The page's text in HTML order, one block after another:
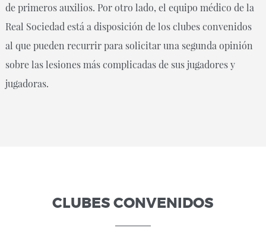
de primeros auxilios. Por otro lado, el equipo médico de la
Real Sociedad está a disposición de los clubes convenidos
al que pueden recurrir para solicitar una segunda opinión
sobre las lesiones más complicadas de sus jugadores y
jugadoras.
CLUBES CONVENIDOS